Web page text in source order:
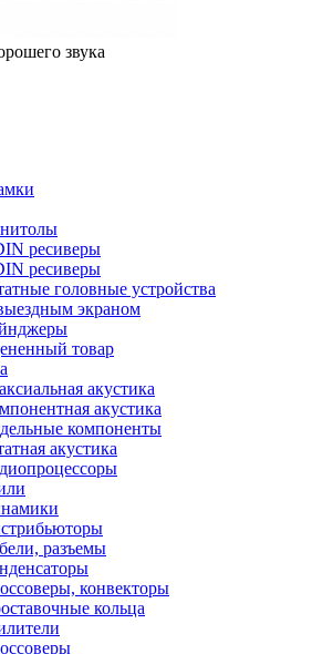
звука
ресиверы
ресиверы
головные устройства
экраном
товар
акустика
акустика
компоненты
акустика
разъемы
конвекторы
кольца